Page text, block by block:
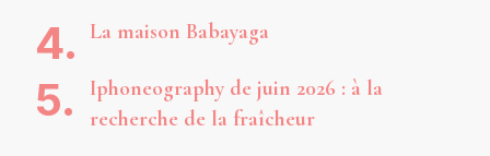
La maison Babayaga
Iphoneography de juin 2026 : à la
recherche de la fraîcheur